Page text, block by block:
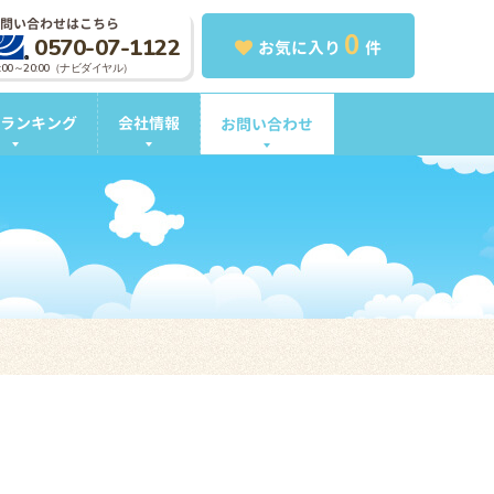
お気に入り 0 件
い合わせはこちら
0570-07-1122
～20:00（ナビダイヤル）
ンキング 会社情報 お問い合わせ